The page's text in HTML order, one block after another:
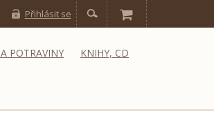
Přihlásit se
POTRAVINY KNIHY, CD